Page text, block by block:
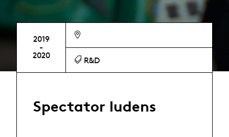
2019
-
2020
R&D
Spectator ludens